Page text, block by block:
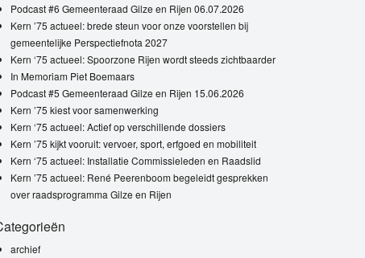
Podcast #6 Gemeenteraad Gilze en Rijen 06.07.2026
Kern ’75 actueel: brede steun voor onze voorstellen bij
gemeentelijke Perspectiefnota 2027
Kern ‘75 actueel: Spoorzone Rijen wordt steeds zichtbaarder
In Memoriam Piet Boemaars
Podcast #5 Gemeenteraad Gilze en Rijen 15.06.2026
Kern ’75 kiest voor samenwerking
Kern ‘75 actueel: Actief op verschillende dossiers
Kern ’75 kijkt vooruit: vervoer, sport, erfgoed en mobiliteit
Kern ‘75 actueel: Installatie Commissieleden en Raadslid
Kern ’75 actueel: René Peerenboom begeleidt gesprekken
over raadsprogramma Gilze en Rijen
archief